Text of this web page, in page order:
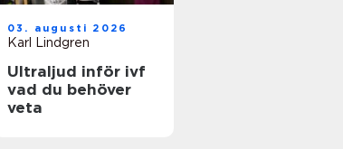
03. augusti 2026
Karl Lindgren
Ultraljud inför ivf
vad du behöver
veta